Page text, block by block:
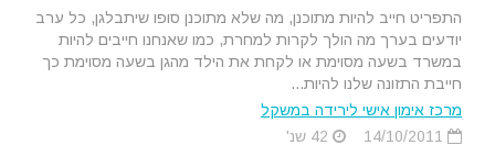
התפריט חייב להיות מתוכנן, מה שלא מתוכנן סופו שיתבלגן, כל ערב
יודעים בערך מה הולך לקרות למחרת, כמו שאנחנו חייבים להיות
במשרד בשעה מסוימת או לקחת את הילד מהגן בשעה מסוימת כך
חייבת התזונה שלנו להיות...
מרכז אימון אישי לירידה במשקל